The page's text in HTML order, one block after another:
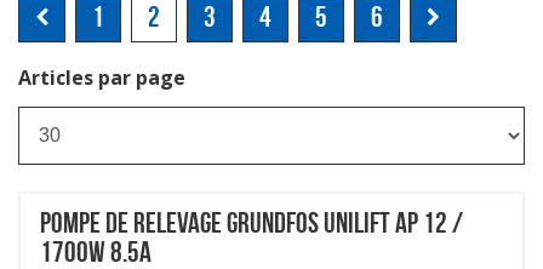
1 2 3 4 5 6
Articles par page
POMPE DE RELEVAGE GRUNDFOS UNILIFT AP 12 /
1700W 8.5A